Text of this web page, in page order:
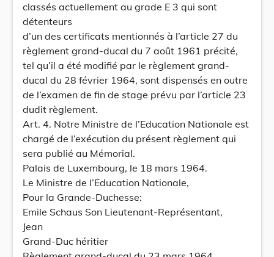
classés actuellement au grade E 3 qui sont
détenteurs
d’un des certificats mentionnés à l’article 27 du
règlement grand-ducal du 7 août 1961 précité,
tel qu’il a été modifié par le règlement grand-
ducal du 28 février 1964, sont dispensés en outre
de l’examen de fin de stage prévu par l’article 23
dudit règlement.
Art. 4. Notre Ministre de l’Education Nationale est
chargé de l’exécution du présent règlement qui
sera publié au Mémorial.
Palais de Luxembourg, le 18 mars 1964.
Le Ministre de l’Education Nationale,
Pour la Grande-Duchesse:
Emile Schaus Son Lieutenant-Représentant,
Jean
Grand-Duc héritier